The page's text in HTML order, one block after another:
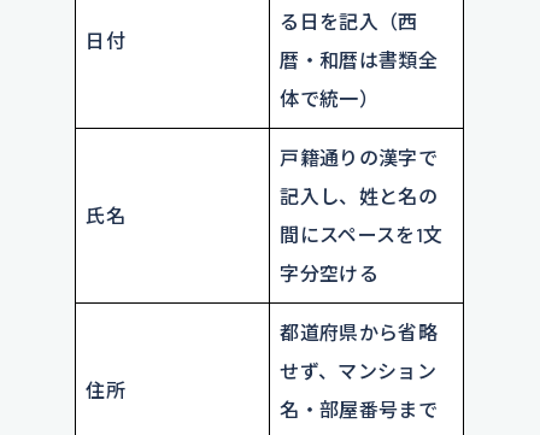
日付
る日を記入（西
暦・和暦は書類全
体で統一）
氏名
戸籍通りの漢字で
記入し、姓と名の
間にスペースを1文
字分空ける
住所
都道府県から省略
せず、マンション
名・部屋番号まで